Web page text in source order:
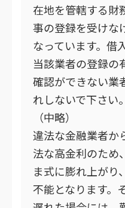
在地を管轄する財
事の登録を受けな
なっています。借
当該業者の登録の
確認ができない業
れしないで下さい。
（中略）
違法な金融業者か
法な高金利のため
ま式に膨れ上がり
不能となります。